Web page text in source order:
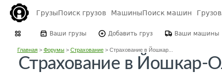
ГрузыПоиск грузов МашиныПоиск машин
Ваши грузы Добавить груз Ваши машины
Главная> Форумы> Страхование> Страхование в Йошкар...
Страхование в Йошкар-